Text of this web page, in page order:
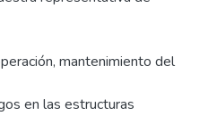
mantenimiento del
en las estructuras